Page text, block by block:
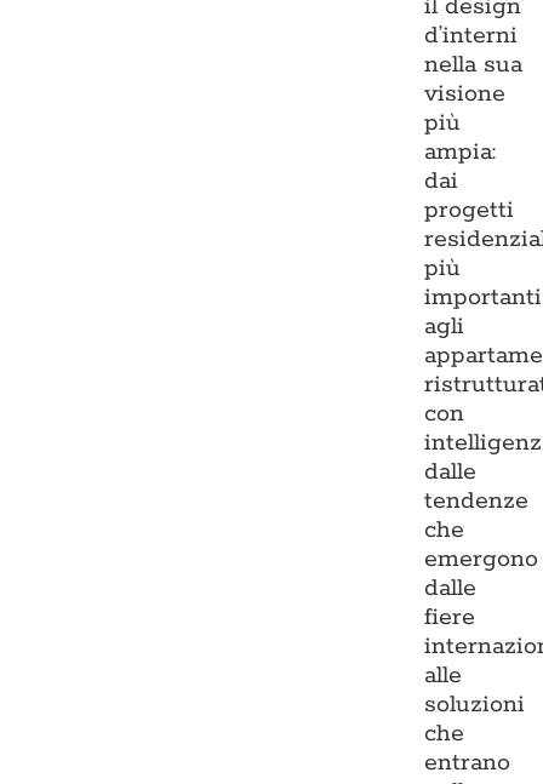
il design
d’interni
nella sua
visione
più
ampia:
dai
progetti
più
importanti
agli
con
dalle
tendenze
che
emergono
dalle
fiere
alle
soluzioni
che
entrano